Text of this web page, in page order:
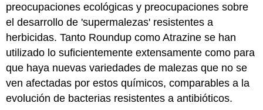
preocupaciones ecológicas y preocupaciones sobre
el desarrollo de 'supermalezas' resistentes a
herbicidas. Tanto Roundup como Atrazine se han
utilizado lo suficientemente extensamente como para
que haya nuevas variedades de malezas que no se
ven afectadas por estos químicos, comparables a la
evolución de bacterias resistentes a antibióticos.